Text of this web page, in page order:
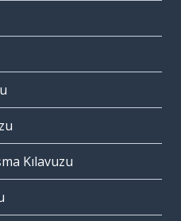
Kılavuzu